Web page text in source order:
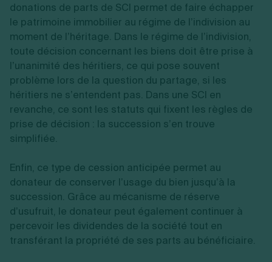
donations de parts de SCI permet de faire échapper
le patrimoine immobilier au régime de l’indivision au
moment de l’héritage. Dans le régime de l’indivision,
toute décision concernant les biens doit être prise à
l’unanimité des héritiers, ce qui pose souvent
problème lors de la question du partage, si les
héritiers ne s’entendent pas. Dans une SCI en
revanche, ce sont les statuts qui fixent les règles de
prise de décision : la succession s’en trouve
simplifiée.
Enfin, ce type de cession anticipée permet au
donateur de conserver l’usage du bien jusqu’à la
succession. Grâce au mécanisme de réserve
d’usufruit, le donateur peut également continuer à
percevoir les dividendes de la société tout en
transférant la propriété de ses parts au bénéficiaire.